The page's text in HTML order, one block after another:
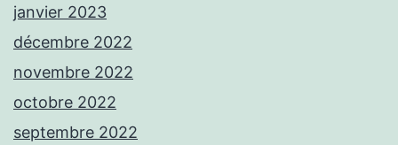
janvier 2023
décembre 2022
novembre 2022
octobre 2022
septembre 2022